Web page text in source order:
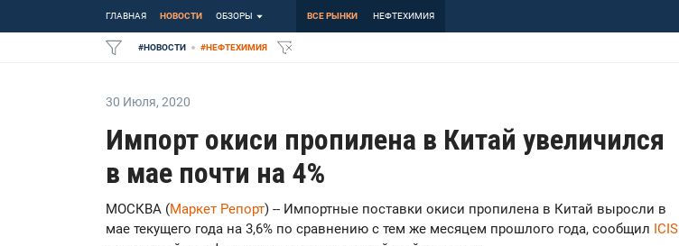
ГЛАВНАЯ НОВОСТИ ОБЗОРЫ ВСЕ РЫНКИ НЕФТЕХИМИЯ
#НОВОСТИ #НЕФТЕХИМИЯ
30 Июля, 2020
Импорт окиси пропилена в Китай увеличился
в мае почти на 4%
МОСКВА (Маркет Репорт) -- Импортные поставки окиси пропилена в Китай выросли в
мае текущего года на 3,6% по сравнению с тем же месяцем прошлого года, сообщил ICIS